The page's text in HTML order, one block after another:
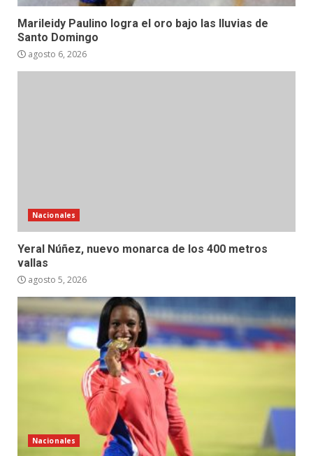
Marileidy Paulino logra el oro bajo las lluvias de
Santo Domingo
agosto 6, 2026
Nacionales
Yeral Núñez, nuevo monarca de los 400 metros
vallas
agosto 5, 2026
Nacionales